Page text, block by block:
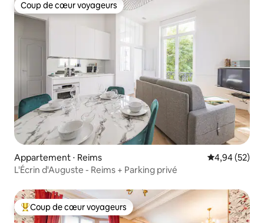
Coup de cœur voyageurs
Coup de cœur voyageurs
Appartement ⋅ Reims Évaluation
4,94 (52)
L'Écrin d'Auguste - Reims + Parking privé
Coups de cœur voyageurs les plus appréciés
Coup de cœur voyageurs